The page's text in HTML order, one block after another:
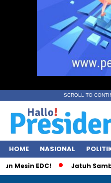
SCROLL TO
HOME NASIONAL
EDC! Jatuh Sambil